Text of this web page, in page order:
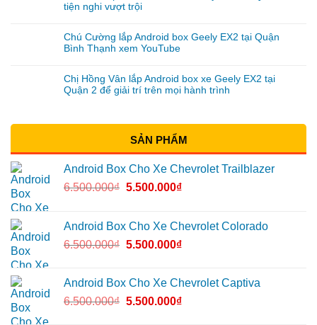
tiện nghi vượt trội
Chú Cường lắp Android box Geely EX2 tại Quận
Bình Thạnh xem YouTube
Chị Hồng Vân lắp Android box xe Geely EX2 tại
Quận 2 để giải trí trên mọi hành trình
SẢN PHẨM
Android Box Cho Xe Chevrolet Trailblazer
6.500.000₫ 5.500.000₫
Android Box Cho Xe Chevrolet Colorado
6.500.000₫ 5.500.000₫
Android Box Cho Xe Chevrolet Captiva
6.500.000₫ 5.500.000₫